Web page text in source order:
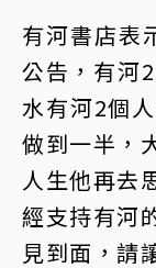
有河書店表
公告，有河
水有河2個
做到一半，
人生他再去
經支持有河
見到面，請